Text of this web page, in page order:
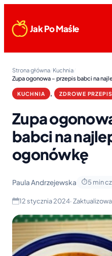
Jak Po Maśle
Strona główna Kuchnia
Zupa ogonowa – przepis babci na
KUCHNIA , ZDROWE
Zupa
babci na
ogonówkę
Paula Andrzejewska 5 min
12 stycznia 2024·